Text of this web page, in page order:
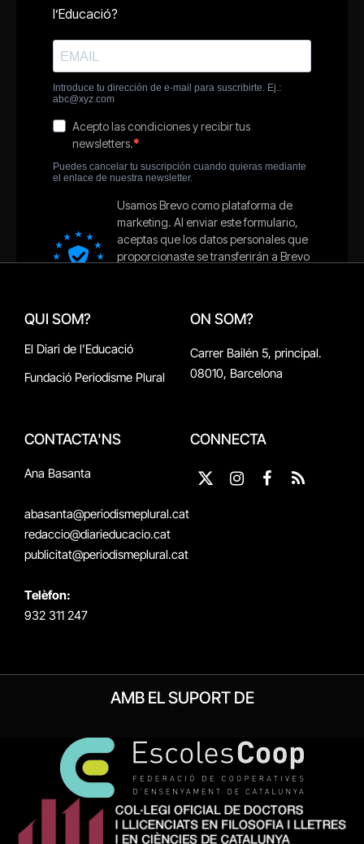
QUI SOM?
El Diari de l'Educació
Fundació Periodisme Plural
ON SOM?
Carrer Bailén 5, principal.
08010, Barcelona
CONTACTA'NS
Ana Basanta
abasanta@periodismeplural.cat
redaccio@diarieducacio.cat
publicitat@periodismeplural.cat
Telèfon:
932 311 247
CONNECTA
X
InstagramFacebook
RSS
AMB EL SUPORT DE